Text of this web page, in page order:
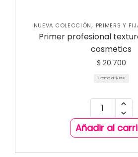
NUEVA COLECCIÓN, PRIMERS Y
Primer profesional
cosmetics
$ 20.700
Gramo a: $ 690
Añadir al